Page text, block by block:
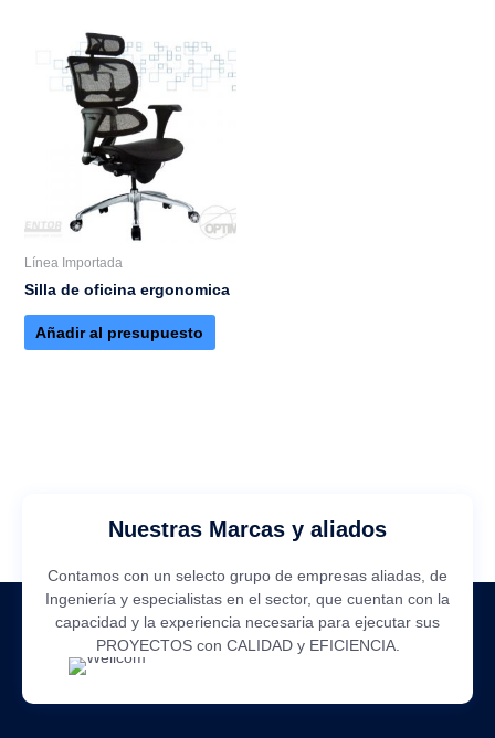
Línea Importada
Silla de oficina ergonomica
Añadir al presupuesto
Nuestras Marcas y aliados
Contamos con un selecto grupo de empresas aliadas, de
Ingeniería y especialistas en el sector, que cuentan con la
capacidad y la experiencia necesaria para ejecutar sus
PROYECTOS con CALIDAD y EFICIENCIA.